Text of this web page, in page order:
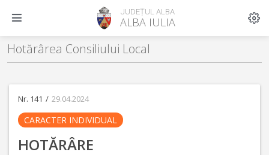
JUDEȚUL ALBA
ALBA IULIA
Hotărârea Consiliului Local
Nr. 141 / 29.04.2024
CARACTER INDIVIDUAL
HOTĂRÂRE